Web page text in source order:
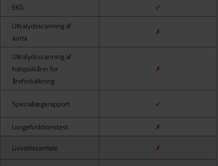
EKG
✔
Ultralydsscanning af
aorta
✗
Ultralydsscanning af
halspulsårer for
åreforkalkning
✗
Speciallægerapport ✔
Lungefunktionstest ✗
Livsstilssamtale ✗